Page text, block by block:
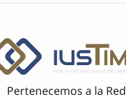
Pertenecemos a la Red